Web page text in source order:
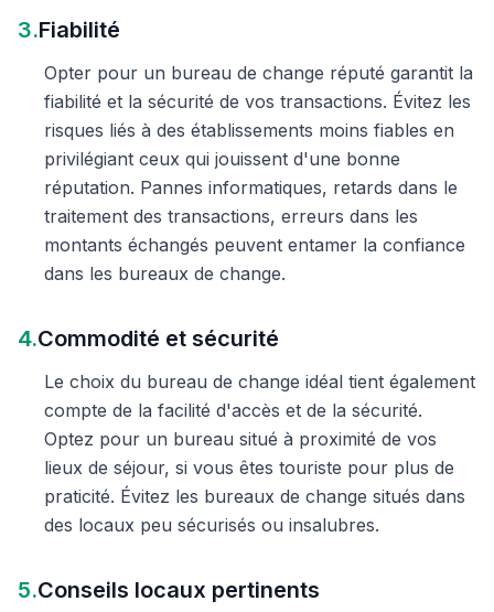
3.Fiabilité
Opter pour un bureau de change réputé garantit la
fiabilité et la sécurité de vos transactions. Évitez les
risques liés à des établissements moins fiables en
privilégiant ceux qui jouissent d'une bonne
réputation. Pannes informatiques, retards dans le
traitement des transactions, erreurs dans les
montants échangés peuvent entamer la confiance
dans les bureaux de change.
4.Commodité et sécurité
Le choix du bureau de change idéal tient également
compte de la facilité d'accès et de la sécurité.
Optez pour un bureau situé à proximité de vos
lieux de séjour, si vous êtes touriste pour plus de
praticité. Évitez les bureaux de change situés dans
des locaux peu sécurisés ou insalubres.
5.Conseils locaux pertinents